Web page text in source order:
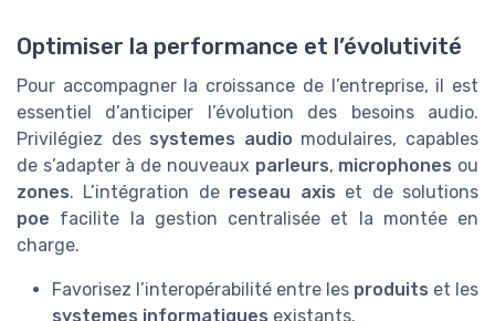
Optimiser la performance et l’évolutivité
Pour accompagner la croissance de l’entreprise, il est
essentiel d’anticiper l’évolution des besoins audio.
Privilégiez des systemes audio modulaires, capables
de s’adapter à de nouveaux parleurs, microphones ou
zones. L’intégration de reseau axis et de solutions
poe facilite la gestion centralisée et la montée en
charge.
Favorisez l’interopérabilité entre les produits et les
systemes informatiques existants.